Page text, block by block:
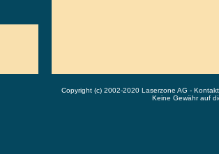
Copyright (c) 2002-2020 Laserzone AG -
Keine Gewähr auf